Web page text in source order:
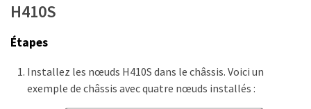
H410S
Étapes
Installez les nœuds H410S dans le châssis. Voici un
exemple de châssis avec quatre nœuds installés :